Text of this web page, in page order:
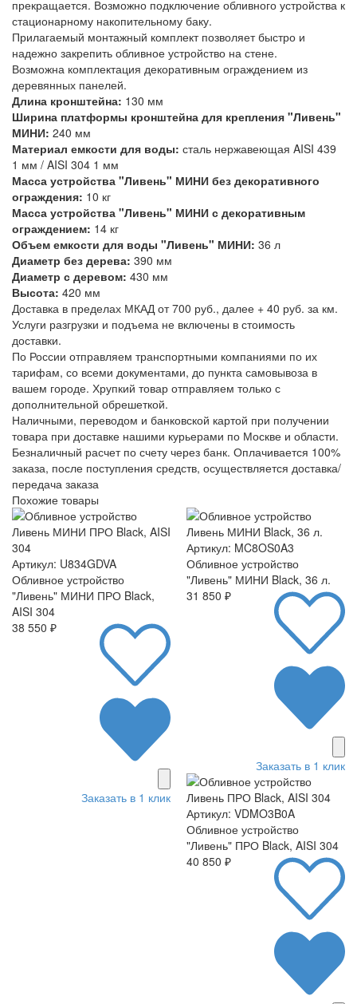
прекращается. Возможно подключение обливного устройства к
стационарному накопительному баку.
Прилагаемый монтажный комплект позволяет быстро и
надежно закрепить обливное устройство на стене.
Возможна комплектация декоративным ограждением из
деревянных панелей.
Длина кронштейна: 130 мм
Ширина платформы кронштейна для крепления "Ливень"
МИНИ: 240 мм
Материал емкости для воды: сталь нержавеющая AISI 439
1 мм / AISI 304 1 мм
Масса устройства "Ливень" МИНИ без декоративного
ограждения: 10 кг
Масса устройства "Ливень" МИНИ с декоративным
ограждением: 14 кг
Объем емкости для воды "Ливень" МИНИ: 36 л
Диаметр без дерева: 390 мм
Диаметр с деревом: 430 мм
Высота: 420 мм
Доставка в пределах МКАД от 700 руб., далее + 40 руб. за км.
Услуги разгрузки и подъема не включены в стоимость
доставки.
По России отправляем транспортными компаниями по их
тарифам, со всеми документами, до пункта самовывоза в
вашем городе. Хрупкий товар отправляем только с
дополнительной обрешеткой.
Наличными, переводом и банковской картой при получении
товара при доставке нашими курьерами по Москве и области.
Безналичный расчет по счету через банк. Оплачивается 100%
заказа, после поступления средств, осуществляется доставка/
передача заказа
Похожие товары
Артикул: U834GDVA
Обливное устройство
"Ливень" МИНИ ПРО Black,
AISI 304
38 550 ₽
Заказать в 1 клик
Артикул: MC8OS0A3
Обливное устройство
"Ливень" МИНИ Black, 36 л.
31 850 ₽
Заказать в 1 клик
Артикул: VDMO3B0A
Обливное устройство
"Ливень" ПРО Black, AISI 304
40 850 ₽